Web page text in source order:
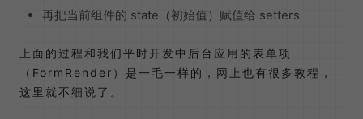
再把当前组件的 state（初始值）赋值给 setters
上面的过程和我们平时开发中后台应用的表单项
（FormRender）是一毛一样的，网上也有很多教程，
这里就不细说了。